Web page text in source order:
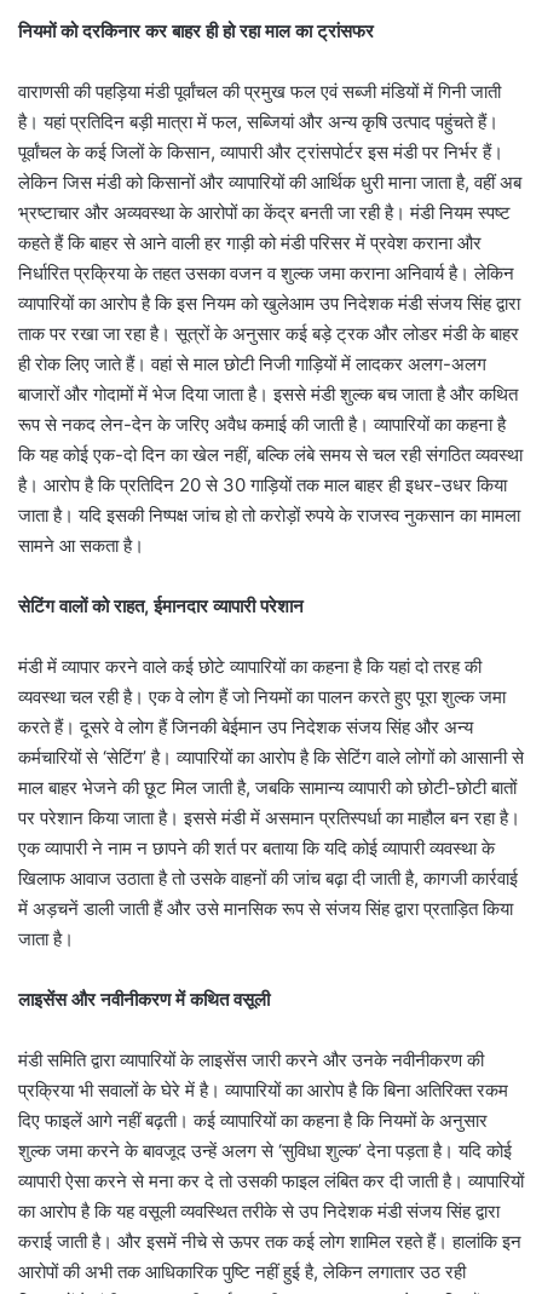
नियमों को दरकिनार कर बाहर ही हो रहा माल का ट्रांसफर
वाराणसी की पहड़िया मंडी पूर्वांचल की प्रमुख फल एवं सब्जी मंडियों में गिनी जाती
है। यहां प्रतिदिन बड़ी मात्रा में फल, सब्जियां और अन्य कृषि उत्पाद पहुंचते हैं।
पूर्वांचल के कई जिलों के किसान, व्यापारी और ट्रांसपोर्टर इस मंडी पर निर्भर हैं।
लेकिन जिस मंडी को किसानों और व्यापारियों की आर्थिक धुरी माना जाता है, वहीं अब
भ्रष्टाचार और अव्यवस्था के आरोपों का केंद्र बनती जा रही है। मंडी नियम स्पष्ट
कहते हैं कि बाहर से आने वाली हर गाड़ी को मंडी परिसर में प्रवेश कराना और
निर्धारित प्रक्रिया के तहत उसका वजन व शुल्क जमा कराना अनिवार्य है। लेकिन
व्यापारियों का आरोप है कि इस नियम को खुलेआम उप निदेशक मंडी संजय सिंह द्वारा
ताक पर रखा जा रहा है। सूत्रों के अनुसार कई बड़े ट्रक और लोडर मंडी के बाहर
ही रोक लिए जाते हैं। वहां से माल छोटी निजी गाड़ियों में लादकर अलग-अलग
बाजारों और गोदामों में भेज दिया जाता है। इससे मंडी शुल्क बच जाता है और कथित
रूप से नकद लेन-देन के जरिए अवैध कमाई की जाती है। व्यापारियों का कहना है
कि यह कोई एक-दो दिन का खेल नहीं, बल्कि लंबे समय से चल रही संगठित व्यवस्था
है। आरोप है कि प्रतिदिन 20 से 30 गाड़ियों तक माल बाहर ही इधर-उधर किया
जाता है। यदि इसकी निष्पक्ष जांच हो तो करोड़ों रुपये के राजस्व नुकसान का मामला
सामने आ सकता है।
सेटिंग वालों को राहत, ईमानदार व्यापारी परेशान
मंडी में व्यापार करने वाले कई छोटे व्यापारियों का कहना है कि यहां दो तरह की
व्यवस्था चल रही है। एक वे लोग हैं जो नियमों का पालन करते हुए पूरा शुल्क जमा
करते हैं। दूसरे वे लोग हैं जिनकी बेईमान उप निदेशक संजय सिंह और अन्य
कर्मचारियों से ‘सेटिंग’ है। व्यापारियों का आरोप है कि सेटिंग वाले लोगों को आसानी से
माल बाहर भेजने की छूट मिल जाती है, जबकि सामान्य व्यापारी को छोटी-छोटी बातों
पर परेशान किया जाता है। इससे मंडी में असमान प्रतिस्पर्धा का माहौल बन रहा है।
एक व्यापारी ने नाम न छापने की शर्त पर बताया कि यदि कोई व्यापारी व्यवस्था के
खिलाफ आवाज उठाता है तो उसके वाहनों की जांच बढ़ा दी जाती है, कागजी कार्रवाई
में अड़चनें डाली जाती हैं और उसे मानसिक रूप से संजय सिंह द्वारा प्रताड़ित किया
जाता है।
लाइसेंस और नवीनीकरण में कथित वसूली
मंडी समिति द्वारा व्यापारियों के लाइसेंस जारी करने और उनके नवीनीकरण की
प्रक्रिया भी सवालों के घेरे में है। व्यापारियों का आरोप है कि बिना अतिरिक्त रकम
दिए फाइलें आगे नहीं बढ़ती। कई व्यापारियों का कहना है कि नियमों के अनुसार
शुल्क जमा करने के बावजूद उन्हें अलग से ‘सुविधा शुल्क’ देना पड़ता है। यदि कोई
व्यापारी ऐसा करने से मना कर दे तो उसकी फाइल लंबित कर दी जाती है। व्यापारियों
का आरोप है कि यह वसूली व्यवस्थित तरीके से उप निदेशक मंडी संजय सिंह द्वारा
कराई जाती है। और इसमें नीचे से ऊपर तक कई लोग शामिल रहते हैं। हालांकि इन
आरोपों की अभी तक आधिकारिक पुष्टि नहीं हुई है, लेकिन लगातार उठ रही